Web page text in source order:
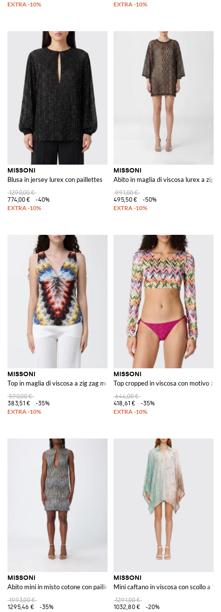
MISSONI
Blusa in jersey lurex con paillettes
1290,00 €
774,00 €
-40%
MISSONI
Abito in maglia di viscosa lurex a zig
991,00 €
495,50 €
-50%
MISSONI
Top in maglia di viscosa a zig zag multicolor
590,00 €
383,51 €
-35%
MISSONI
Top cropped in viscosa con motivo
644,00 €
418,61 €
-35%
MISSONI
Abito mini in misto cotone con paillettes
1993,00 €
1295,46 €
-35%
MISSONI
Mini caftano in viscosa con scollo a V
1291,00 €
1032,80 €
-20%